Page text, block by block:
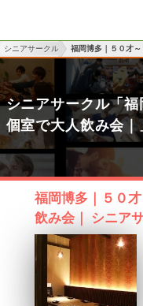
シニアサークル 福岡博多｜５０才～
シニアサークル「
個室で大人飲み会
福岡博多｜５０
飲み会｜ シニア